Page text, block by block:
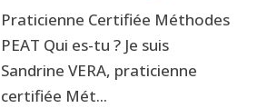
Praticienne Certifiée Méthodes
PEAT Qui es-tu ? Je suis
Sandrine VERA, praticienne
certifiée Mét...